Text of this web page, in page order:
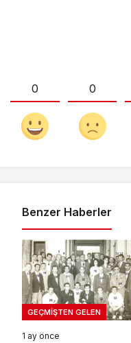
0 0
Benzer Haberler
GEÇMIŞTEN GELEN
1 ay önce